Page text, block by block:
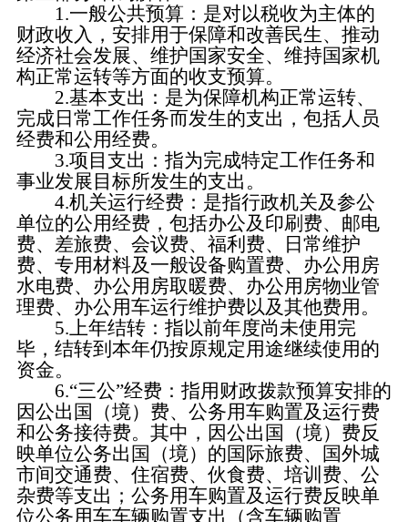
1.一般公共预算：是对以税收为主体的
财政收入，安排用于保障和改善民生、推动
经济社会发展、维护国家安全、维持国家机
构正常运转等方面的收支预算。
2.基本支出：是为保障机构正常运转、
完成日常工作任务而发生的支出，包括人员
经费和公用经费。
3.项目支出：指为完成特定工作任务和
事业发展目标所发生的支出。
4.机关运行经费：是指行政机关及参公
单位的公用经费，包括办公及印刷费、邮电
费、差旅费、会议费、福利费、日常维护
费、专用材料及一般设备购置费、办公用房
水电费、办公用房取暖费、办公用房物业管
理费、办公用车运行维护费以及其他费用。
5.上年结转：指以前年度尚未使用完
毕，结转到本年仍按原规定用途继续使用的
资金。
6.“三公”经费：指用财政拨款预算安排的
因公出国（境）费、公务用车购置及运行费
和公务接待费。其中，因公出国（境）费反
映单位公务出国（境）的国际旅费、国外城
市间交通费、住宿费、伙食费、培训费、公
杂费等支出；公务用车购置及运行费反映单
位公务用车车辆购置支出（含车辆购置